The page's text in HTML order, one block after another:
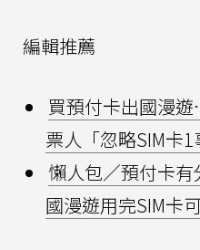
編輯推薦
買預付卡出國漫
票人「忽略SIM卡
懶人包／預付卡
國漫遊用完SIM卡